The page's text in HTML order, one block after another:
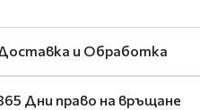
и Обработка
Дни право на връщане